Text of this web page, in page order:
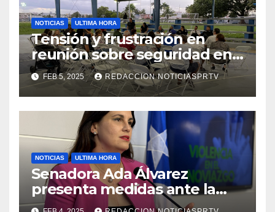
NOTICIAS ULTIMA HORA
Tensión y frustración en
reunión sobre seguridad en
Reparto Metropolitano
FEB 5, 2025 REDACCION NOTICIASPRTV
NOTICIAS ULTIMA HORA
Senadora Ada Álvarez
presenta medidas ante la
violencia en el noviazgo